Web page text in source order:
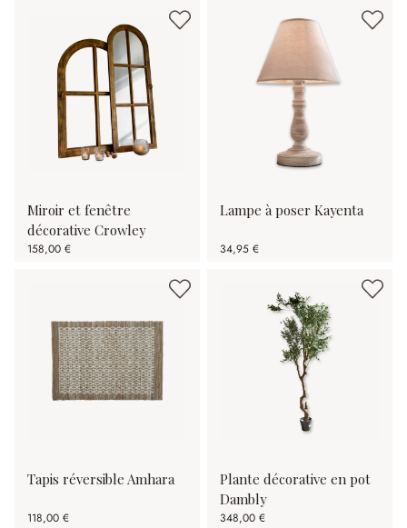
Miroir et fenêtre
décorative Crowley
158,00 €
Lampe à poser Kayenta
34,95 €
Tapis réversible Amhara
118,00 €
Plante décorative en pot
Dambly
348,00 €